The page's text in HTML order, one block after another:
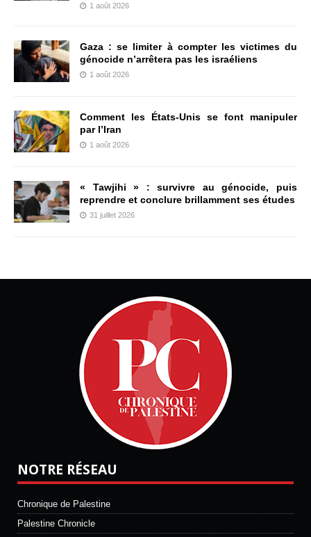
1 août 2026
Gaza : se limiter à compter les victimes du
génocide n’arrêtera pas les israéliens
1 août 2026
Comment les États-Unis se font manipuler
par l’Iran
1 août 2026
« Tawjihi » : survivre au génocide, puis
reprendre et conclure brillamment ses études
31 juillet 2026
NOTRE RÉSEAU
Chronique de Palestine
Palestine Chronicle